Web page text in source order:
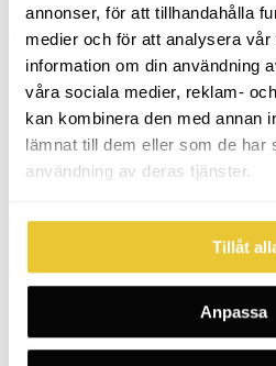
annonser, för att tillhandahålla
medier och för att analysera
information om din användning
våra sociala medier, reklam-
kan kombinera den med annan
lämnat till dem eller som de har
användning av deras tjänster.
Tillåt
Anpassa
Categories:Logotyper ,Utvalda
Project
navigation